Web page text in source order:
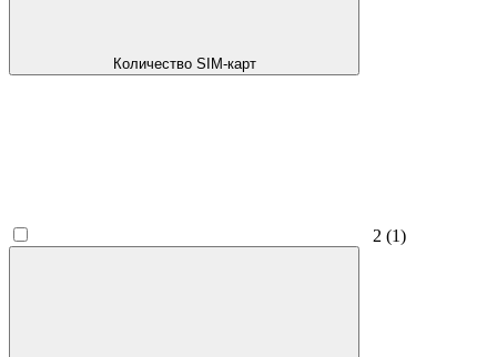
Количество SIM-карт
2 (1)